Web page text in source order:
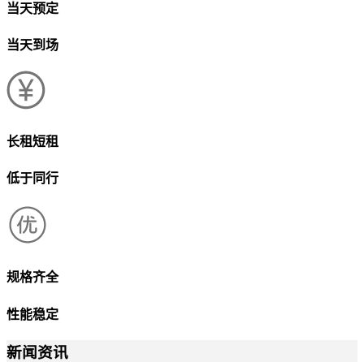
当天预定
当天到场
长租短租
低于同行
规格齐全
性能稳定
新闻资讯